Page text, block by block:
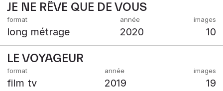
JE NE RÊVE QUE DE VOUS
long métrage 2020 10
LE VOYAGEUR
film tv 2019 19